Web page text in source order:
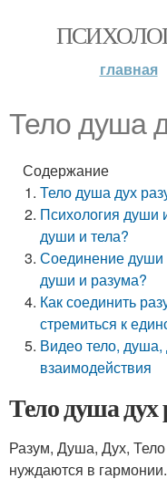
главная
Тело душа
Содержание
Тело душа дух
Психология души
души и тела?
Соединение души
души и разума?
Как соединить
стремиться к
Видео тело,
взаимодействия
Тело душа дух
Разум, Душа, Дух,
нуждаются в гармонии.